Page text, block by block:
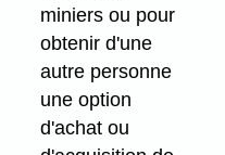
miniers ou pour
obtenir d'une
autre personne
une option
d'achat ou